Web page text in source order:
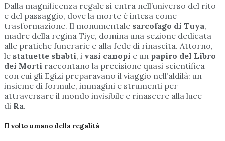
Dalla magnificenza regale si entra nell’universo del rito
e del passaggio, dove la morte è intesa come
trasformazione. Il monumentale sarcofago di Tuya,
madre della regina Tiye, domina una sezione dedicata
alle pratiche funerarie e alla fede di rinascita. Attorno,
le statuette shabti, i vasi canopi e un papiro del Libro
dei Morti raccontano la precisione quasi scientifica
con cui gli Egizi preparavano il viaggio nell’aldilà: un
insieme di formule, immagini e strumenti per
attraversare il mondo invisibile e rinascere alla luce
di Ra.
Il volto umano della regalità